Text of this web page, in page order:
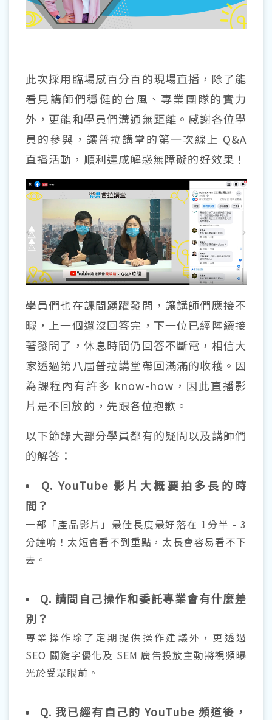
此次採用臨場感百分百的現場直播，除了能
看見講師們穩健的台風、專業團隊的實力
外，更能和學員們溝通無距離。感謝各位學
員的參與，讓普拉講堂的第一次線上 Q&A
直播活動，順利達成解惑無障礙的好效果！
學員們也在課間踴躍發問，讓講師們應接不
暇，上一個還沒回答完，下一位已經陸續接
著發問了，休息時間仍回答不斷電，相信大
家透過第八屆普拉講堂帶回滿滿的收穫。因
為課程內有許多 know-how，因此直播影
片是不回放的，先跟各位抱歉。
以下節錄大部分學員都有的疑問以及講師們
的解答：
Q. YouTube 影片大概要拍多長的時
間？
一部「產品影片」最佳長度最好落在 1分半 - 3
分鐘唷！太短會看不到重點，太長會容易看不下
去。
Q. 請問自己操作和委託專業會有什麼差
別？
專業操作除了定期提供操作建議外，更透過
SEO 關鍵字優化及 SEM 廣告投放主動將視頻曝
光於受眾眼前。
Q. 我已經有自己的 YouTube 頻道後，